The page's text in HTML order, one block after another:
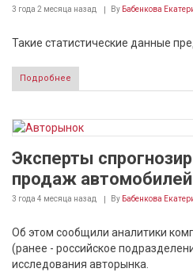
3 года 2 месяца назад By Бабенкова
Такие статистические данные
Подробнее
Эксперты
продаж
3 года 4 месяца назад By Бабенкова
Об этом сообщили аналитики
(ранее - российское
исследования авторынка.